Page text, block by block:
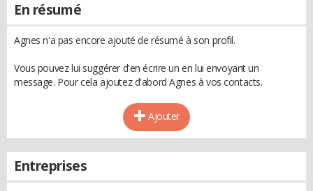
En résumé
Agnes n'a pas encore ajouté de résumé à son profil.
Vous pouvez lui suggérer d'en écrire un en lui envoyant un
message. Pour cela ajoutez d'abord Agnes à vos contacts.
Ajouter
Entreprises